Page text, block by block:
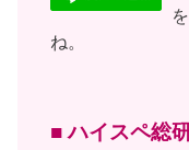
ね。
■ ハイスペ総